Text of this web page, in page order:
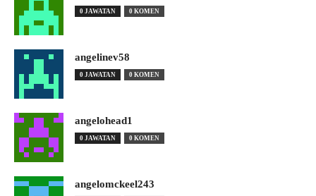
0 JAWATAN 0 KOMEN
angelinev58
0 JAWATAN 0 KOMEN
angelohead1
0 JAWATAN 0 KOMEN
angelomckeel243